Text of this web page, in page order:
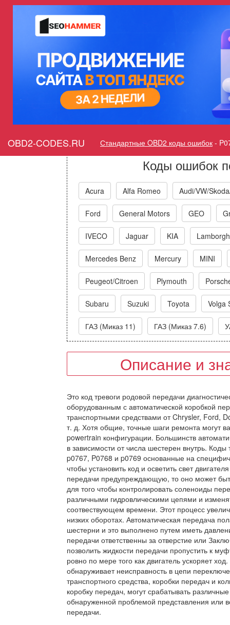
OBD2-CODES.RU Стандартные OBD2 коды ошибок -
Ошибка P0766 Э/м
функционирование или
Горит ошибка
Коды ошибок
Acura Alfa Romeo Audi/VW/
Ford General Motors GEO
IVECO Jaguar KIA
Mercedes Benz Mercury MINI
Peugeot/Citroen Plymouth
Subaru Suzuki Toyota Volga
ГАЗ (Миказ 11) ГАЗ (Миказ 7.6)
Описание и
Это код тревоги родовой передачи
оборудованным с автоматической коробкой
транспортными средствами от Chrysler, Ford,
т. д. Хотя общие, точные шаги ремонта могут
powertrain конфигурации. Большинств
в зависимости от числа шестерен внутрь.
p0767, P0768 и p0769 основанные на
чтобы установить код и осветить свет
передачи предупреждающую, то оно может
для того чтобы контролировать соленоиды
различными гидровлическими цепями и
соотвествующем времени. Этот процесс
низких оборотах. Автоматическая передача
шестерни и это выполнено путем иметь
передачи ответственны за отверстие или
позволить жидкости передачи пропустить к
ровно по мере того как двигатель ускоряет
обнаруживает неисправность в цепи
транспортного средства, коробки передач и
коробку передач, могут срабатывать
обнаруженной проблемой представления или
передачи.